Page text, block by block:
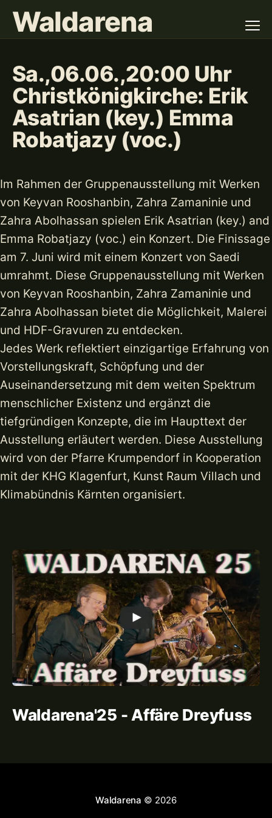
Waldarena
Sa.,06.06.,20:00 Uhr
Christkönigkirche: Erik
Asatrian (key.) Emma
Robatjazy (voc.)
Im Rahmen der Gruppenausstellung mit Werken
von Keyvan Rooshanbin, Zahra Zamaninie und
Zahra Abolhassan spielen Erik Asatrian (key.) and
Emma Robatjazy (voc.) ein Konzert. Die Finissage
am 7. Juni wird mit einem Konzert von Saedi
umrahmt. Diese Gruppenausstellung mit Werken
von Keyvan Rooshanbin, Zahra Zamaninie und
Zahra Abolhassan bietet die Möglichkeit, Malerei
und HDF-Gravuren zu entdecken.
Jedes Werk reflektiert einzigartige Erfahrung von
Vorstellungskraft, Schöpfung und der
Auseinandersetzung mit dem weiten Spektrum
menschlicher Existenz und ergänzt die
tiefgründigen Konzepte, die im Haupttext der
Ausstellung erläutert werden. Diese Ausstellung
wird von der Pfarre Krumpendorf in Kooperation
mit der KHG Klagenfurt, Kunst Raum Villach und
Klimabündnis Kärnten organisiert.
Waldarena'25 - Affäre Dreyfuss
Waldarena © 2026